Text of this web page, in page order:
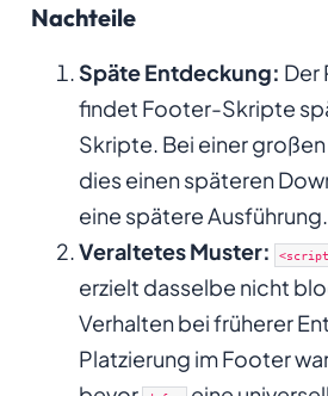
Nachteile
Späte Entdeckung: Der
findet Footer-Skripte
Skripte. Bei einer
dies einen späteren
eine spätere Ausführung.
Veraltetes Muster:
erzielt dasselbe nicht
Verhalten bei früherer
Platzierung im Footer